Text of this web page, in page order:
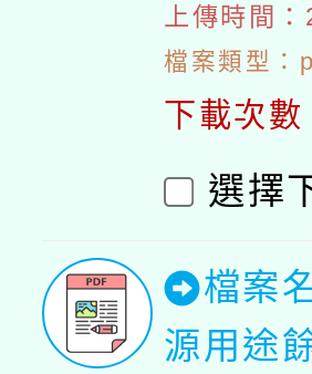
上傳時間
檔案類型
下載次數
選擇
檔案
源用途